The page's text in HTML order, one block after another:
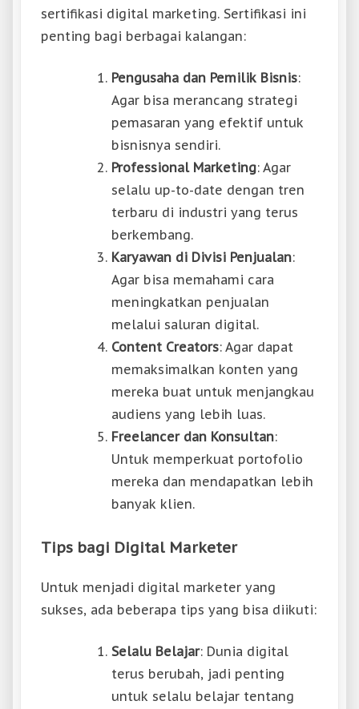
sertifikasi digital marketing. Sertifikasi ini
penting bagi berbagai kalangan:
Pengusaha dan Pemilik Bisnis:
Agar bisa merancang strategi
pemasaran yang efektif untuk
bisnisnya sendiri.
Professional Marketing: Agar
selalu up-to-date dengan tren
terbaru di industri yang terus
berkembang.
Karyawan di Divisi Penjualan:
Agar bisa memahami cara
meningkatkan penjualan
melalui saluran digital.
Content Creators: Agar dapat
memaksimalkan konten yang
mereka buat untuk menjangkau
audiens yang lebih luas.
Freelancer dan Konsultan:
Untuk memperkuat portofolio
mereka dan mendapatkan lebih
banyak klien.
Tips bagi Digital Marketer
Untuk menjadi digital marketer yang
sukses, ada beberapa tips yang bisa diikuti:
Selalu Belajar: Dunia digital
terus berubah, jadi penting
untuk selalu belajar tentang